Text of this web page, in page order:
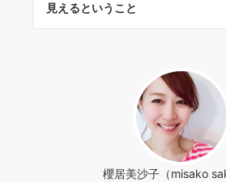
見えるということ
櫻居美沙子（misako